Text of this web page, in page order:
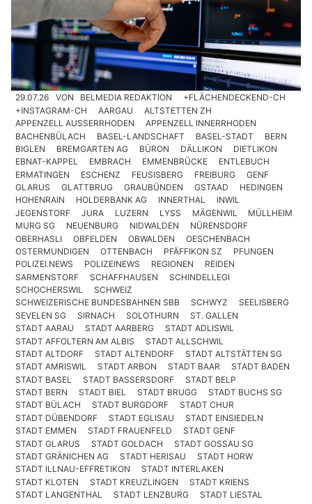
29.07.26 VON BELMEDIA REDAKTION
+FLÄCHENDECKEND-CH
+INSTAGRAM-CH
AARGAU
ALTSTETTEN ZH
APPENZELL AUSSERRHODEN
APPENZELL INNERRHODEN
BACHENBÜLACH
BASEL-LANDSCHAFT BASEL-STADT
BERN
BIGLEN
BREMGARTEN AG BÜRON DÄLLIKON
DIETLIKON
EBNAT-KAPPEL
EMBRACH EMMENBRÜCKE
ENTLEBUCH
ERMATINGEN
ESCHENZ FEUSISBERG FREIBURG
GENF
GLARUS
GLATTBRUG GRAUBÜNDEN GSTAAD
HEDINGEN
HOHENRAIN
HOLDERBANK AG INNERTHAL
INWIL
JEGENSTORF
JURA LUZERN LYSS MÄGENWIL
MÜLLHEIM
MURG SG
NEUENBURG NIDWALDEN
NÜRENSDORF
OBERHASLI
OBFELDEN OBWALDEN
OESCHENBACH
OSTERMUNDIGEN
OTTENBACH PFÄFFIKON SZ
PFUNGEN
POLIZEI.NEWS
POLIZEINEWS REGIONEN
REIDEN
SARMENSTORF
SCHAFFHAUSEN
SCHINDELLEGI
SCHOCHERSWIL
SCHWEIZ
SCHWEIZERISCHE BUNDESBAHNEN SBB
SCHWYZ
SEELISBERG
SEVELEN SG
SIRNACH SOLOTHURN
ST. GALLEN
STADT AARAU
STADT AARBERG
STADT ADLISWIL
STADT AFFOLTERN AM ALBIS
STADT ALLSCHWIL
STADT ALTDORF
STADT ALTENDORF
STADT ALTSTÄTTEN SG
STADT AMRISWIL
STADT ARBON STADT BAAR
STADT BADEN
STADT BASEL
STADT BASSERSDORF
STADT BELP
STADT BERN
STADT BIEL STADT BRUGG
STADT BUCHS SG
STADT BÜLACH
STADT BURGDORF
STADT CHUR
STADT DÜBENDORF
STADT EGLISAU
STADT EINSIEDELN
STADT EMMEN
STADT FRAUENFELD
STADT GENF
STADT GLARUS
STADT GOLDACH
STADT GOSSAU SG
STADT GRÄNICHEN AG
STADT HERISAU
STADT HORW
STADT ILLNAU-EFFRETIKON
STADT INTERLAKEN
STADT KLOTEN
STADT KREUZLINGEN
STADT KRIENS
STADT LANGENTHAL
STADT LENZBURG
STADT LIESTAL